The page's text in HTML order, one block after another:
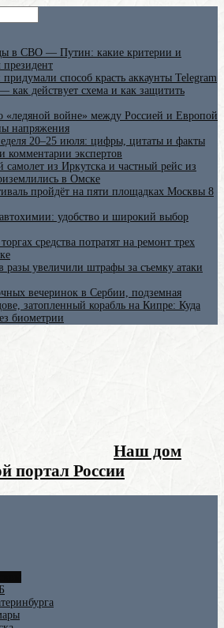
в СВО — Путин: какие критерии и
президент
способ красть аккаунты Telegram
действует схема и как защитить
«ледяной войне» между Россией и Европой
напряжения
20–25 июля: цифры, цитаты и факты
экспертов
самолет из Иркутска и частный рейс из
в Омске
пройдёт на пяти площадках Москвы 8
удобство и широкий выбор
средства потратят на ремонт трех
разы увеличили штрафы за съемку атаки
вечеринок в Сербии, подземная
затопленный корабль на Кипре: Куда
биометрии
Наш дом
портал России